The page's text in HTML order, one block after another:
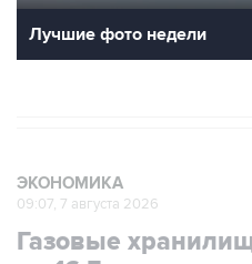
Лучшие фото недели
ЭКОНОМИКА
09:07, 7 августа 2026
Газовые